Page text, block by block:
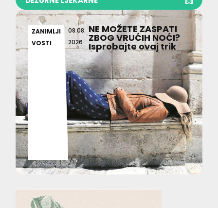
ZANIMLJI
VOSTI
08.08.
2026
NE MOŽETE ZASPATI
ZBOG VRUĆIH NOĆI?
Isprobajte ovaj trik